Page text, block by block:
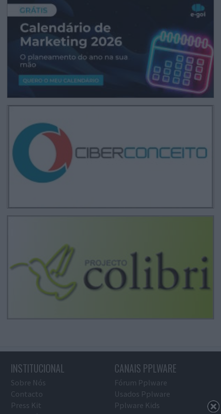
INSTITUCIONAL
Sobre Nós
Contacto
Press Kit
CANAIS PPLWARE
Fórum Pplware
Usados Pplware
Pplware Kids